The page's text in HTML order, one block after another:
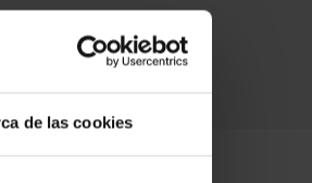
de las cookies